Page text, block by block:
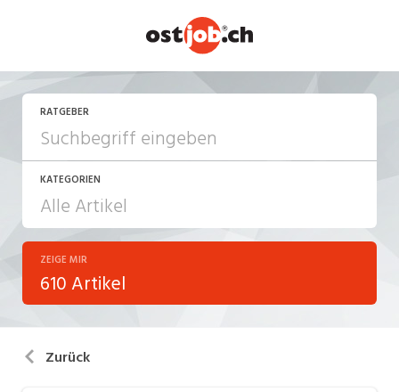
RATGEBER
KATEGORIEN
Arbeiten in der Schweiz
Arbeitsalltag
ZEIGE MIR
610 Artikel
Zurück